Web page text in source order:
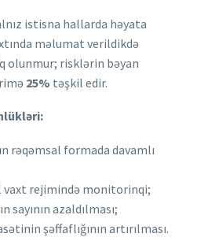
istisna hallarda həyata
məlumat verildikdə
olunmur; risklərin bəyan
25% təşkil edir.
rəqəmsal formada davamlı
vaxt rejimində monitorinqi;
sayının azaldılması;
şəffaflığının artırılması.